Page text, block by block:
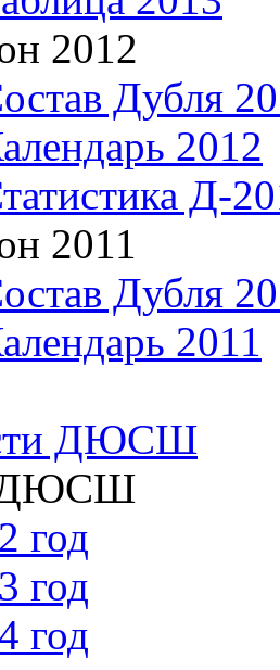
2012
Дубля
2012
Д-
2011
Дубля
2011
ДЮСШ
ДЮСШ
год
год
год